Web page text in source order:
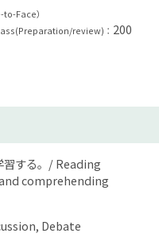
to-Face）
review)： 200
習する。/ Reading
comprehending
Debate